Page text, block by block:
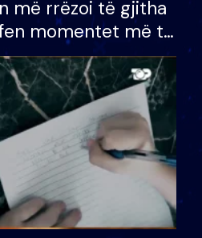
më rrëzoi të gjitha
momentet më të
e BB VIP: Do më
kur…